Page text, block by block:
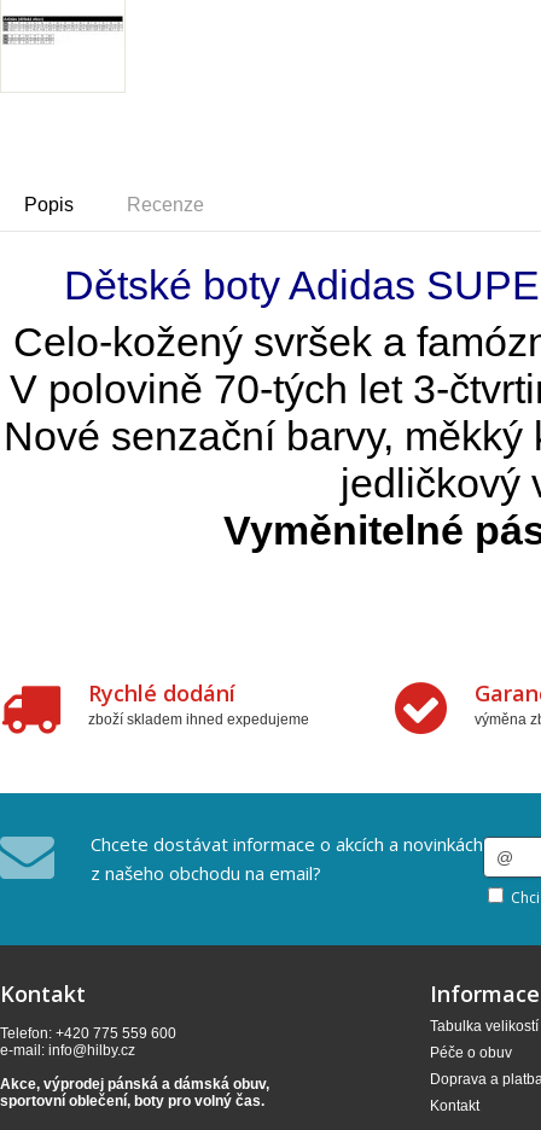
Popis Recenze
Dětské boty Adidas
Celo-kožený svršek a
V polovině 70-tých let 3-
Nové senzační barvy,
jedličkový
Vyměnitelné
Rychlé dodání
zboží skladem ihned expedujeme výměna
Chcete dostávat informace o akcích a novinkách
z našeho obchodu na email?
Kontakt
Telefon: +420 775 559 600
e-mail: info@hilby.cz
Akce, výprodej pánská a dámská obuv,
sportovní oblečení, boty pro volný čas.
Informace
Tabulka velikostí
Péče o obuv
Doprava a
Kontakt